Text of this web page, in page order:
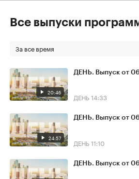
Все выпуски
За все время
20:46
ДЕНЬ. Выпуск от
ДЕНЬ 14:33
24:57
ДЕНЬ. Выпуск от
ДЕНЬ 11:10
ДЕНЬ. Выпуск от